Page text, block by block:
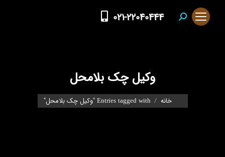
Search:
021-22040444
وکیل چک بلامحل
You are here:
خانه Entries tagged with "وکیل چک بلامحل"